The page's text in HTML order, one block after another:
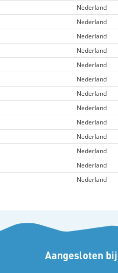
Nederland
Nederland
Nederland
Nederland
Nederland
Nederland
Nederland
Nederland
Nederland
Nederland
Nederland
Nederland
Nederland
Aangesloten bij